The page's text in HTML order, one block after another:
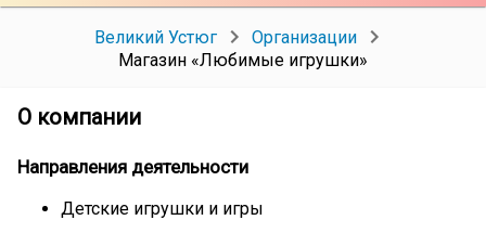
Великий Устюг
Организации
Магазин «Любимые игрушки»
О компании
Направления деятельности
Детские игрушки и игры